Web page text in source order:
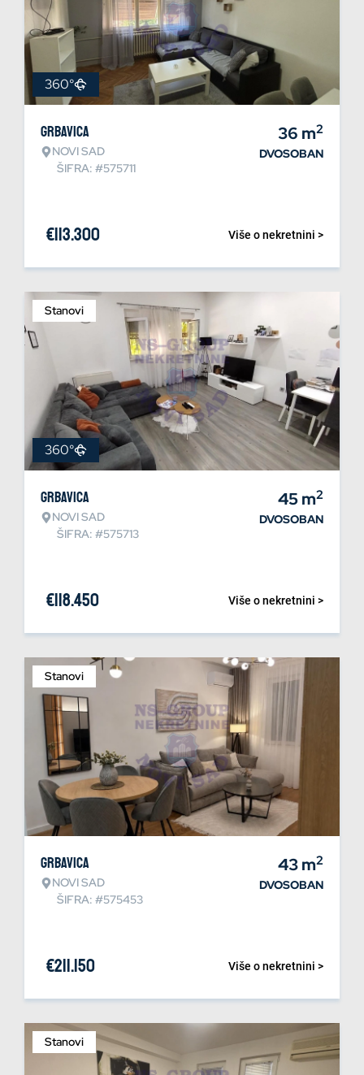
360°
Grbavica
NOVI SAD
ŠIFRA: #575711
36 m2
DVOSOBAN
Više o nekretnini >
€113.300
Stanovi
360°
Grbavica
NOVI SAD
ŠIFRA: #575713
45m2
DVOSOBAN
Više o nekretnini >
€118.450
Stanovi
Grbavica
NOVI SAD
ŠIFRA: #575453
43m2
DVOSOBAN
Više o nekretnini >
€211.150
Stanovi